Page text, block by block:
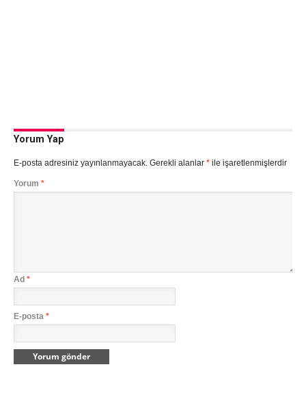
Yorum Yap
E-posta adresiniz yayınlanmayacak. Gerekli alanlar *ile işaretlenmişlerdir
Yorum *
Ad *
E-posta *